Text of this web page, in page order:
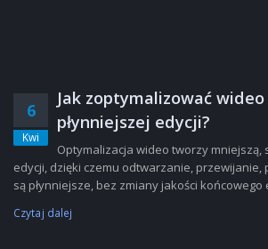
6
Kwi
Jak zoptymalizować
płynniejszej edycji?
Optymalizacja wideo tworzy mniejszą,
edycji, dzięki czemu odtwarzanie, przewijanie,
są płynniejsze, bez zmiany jakości końcowego
Czytaj dalej